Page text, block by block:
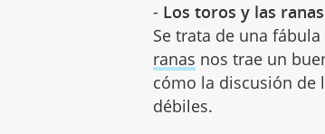
- Los toros y las
Se trata de una
ranas nos trae un
cómo la discusión de
débiles.